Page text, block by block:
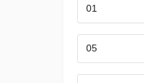
01
05